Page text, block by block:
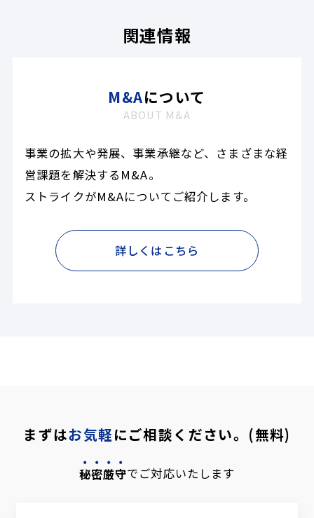
関連情報
M&Aについて
ABOUT M&A
事業の拡大や発展、事業承継など、さまざまな経
営課題を解決するM&A。
ストライクがM&Aについてご紹介します。
詳しくはこちら
まずはお気軽にご相談ください。(無料)
秘密厳守でご対応いたします